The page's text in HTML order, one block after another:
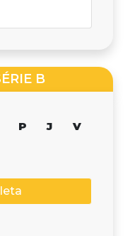
B
P J V